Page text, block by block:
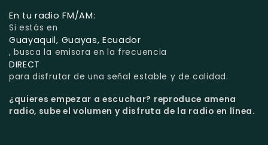
En tu radio FM/AM:
Si estás en
Guayaquil, Guayas, Ecuador
, busca la emisora en la frecuencia
DIRECT
para disfrutar de una señal estable y de calidad.
¿quieres empezar a escuchar? reproduce amena
radio, sube el volumen y disfruta de la radio en línea.